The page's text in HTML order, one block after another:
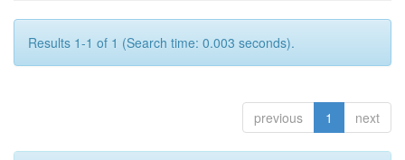
Results 1-1 of 1 (Search time: 0.003 seconds).
previous 1 next